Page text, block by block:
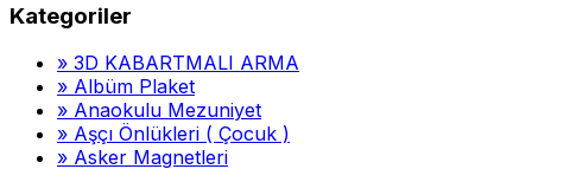
Kategoriler
» 3D KABARTMALI ARMA
» Albüm Plaket
» Anaokulu Mezuniyet
» Aşçı Önlükleri ( Çocuk )
» Asker Magnetleri